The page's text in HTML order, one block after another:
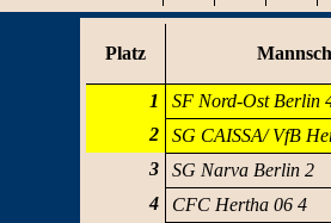
Platz
1
SF Nord-Ost Berlin
2
SG CAISSA/ VfB
3
SG Narva Berlin 2
4
CFC Hertha 06 4